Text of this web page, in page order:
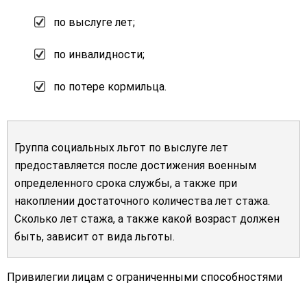
по выслуге лет;
по инвалидности;
по потере кормильца.
Группа социальных льгот по выслуге лет
предоставляется после достижения военным
определенного срока службы, а также при
накоплении достаточного количества лет стажа.
Сколько лет стажа, а также какой возраст должен
быть, зависит от вида льготы.
Привилегии лицам с ограниченными способностями